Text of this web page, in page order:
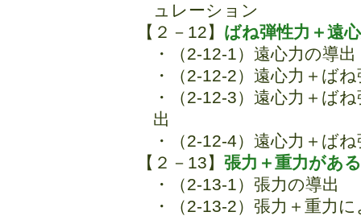
ュレーション
【２－12】 ばね弾性力＋遠
・（2-12-1）遠心力の導出
・（2-12-2）遠心力＋ば
・（2-12-3）遠心力＋ば
出
・（2-12-4）遠心力＋ば
【２－13】 張力＋重力があ
・（2-13-1）張力の導出
・（2-13-2）張力＋重力